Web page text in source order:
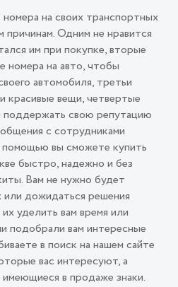
на своих транспортных
причинам. Одним не нравится
им при покупке, вторые
номера на авто, чтобы
автомобиля, третьи
красивые вещи, четвертые
свою репутацию
с сотрудниками
помощью вы сможете купить
быстро, надежно и без
Вам не нужно будет
или дожидаться решения
уделить вам время или
подобрали вам интересные
в поиск на нашем сайте
вас интересуют, а
имеющиеся в продаже знаки.